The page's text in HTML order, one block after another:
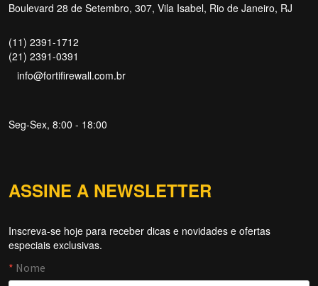
Boulevard 28 de Setembro, 307, Vila Isabel, Rio de Janeiro, RJ
(11) 2391-1712
(21) 2391-0391
info@fortifirewall.com.br
Seg-Sex, 8:00 - 18:00
ASSINE A NEWSLETTER
Inscreva-se hoje para receber dicas e novidades e ofertas
especiais exclusivas.
Forti Firewall